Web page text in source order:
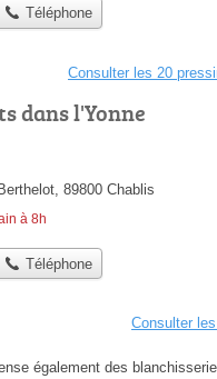
Téléphone
Consulter les 20
dans l'Yonne
89800 Chablis
à 8h
Téléphone
Consulter
également des